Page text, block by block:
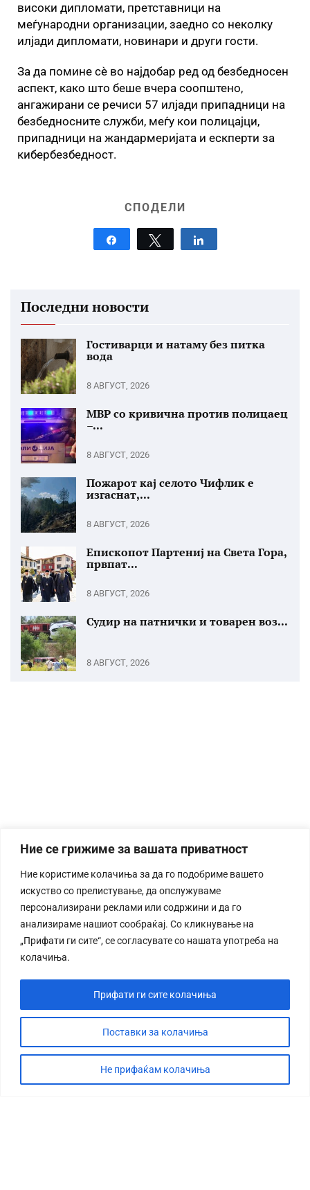
Ние се грижиме за вашата приватност
Ние користиме колачиња за да го подобриме вашето
искуство со прелистување, да опслужуваме
персонализирани реклами или содржини и да го
анализираме нашиот сообраќај. Со кликнување на
„Прифати ги сите“, се согласувате со нашата употреба на
колачиња.
Поставки за колачиња
Не прифаќам колачиња
Прифати ги сите колачиња
високи дипломати, претставници на
меѓународни организации, заедно со неколку
илјади дипломати, новинари и други гости.
За да помине сè во најдобар ред од безбедносен
аспект, како што беше вчера соопштено,
ангажирани се речиси 57 илјади припадници на
безбедносните служби, меѓу кои полицајци,
припадници на жандармеријата и ескперти за
кибербезбедност.
СПОДЕЛИ
Tweet
Последни новости
Гостиварци и натаму без питка
вода
8 АВГУСТ, 2026
МВР со кривична против полицаец
–...
8 АВГУСТ, 2026
Пожарот кај селото Чифлик е
изгаснат,...
8 АВГУСТ, 2026
Епископот Партениј на Света Гора,
првпат...
8 АВГУСТ, 2026
Судир на патнички и товарен воз...
8 АВГУСТ, 2026